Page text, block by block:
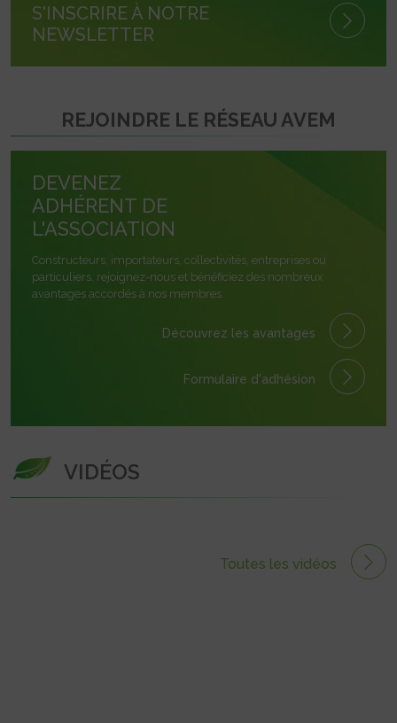
S'INSCRIRE À NOTRE
NEWSLETTER
REJOINDRE LE RÉSEAU AVEM
DEVENEZ
ADHÉRENT DE
L'ASSOCIATION
Constructeurs, importateurs, collectivités, entreprises ou
particuliers, rejoignez-nous et bénéficiez des nombreux
avantages accordés à nos membres.
Découvrez les avantages
Formulaire d'adhésion
VIDÉOS
Toutes les vidéos